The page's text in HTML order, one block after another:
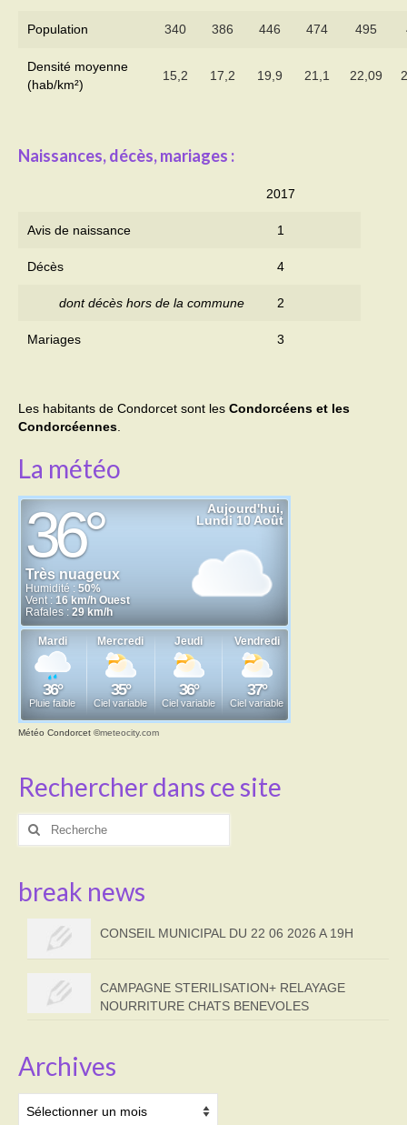
Démarches administratives
Infos utiles
Service des eaux
L’école
Environnement
Transport
Culte
Correspondants de presse
LE BRULAGE DES VEGETAUX
DECHETS VERTS
Population 340 386 446 474 495
Densité moyenne
(hab/km²)
15,2 17,2 19,9 21,1 22,09
Naissances, décès, mariages :
2017
Avis de naissance 1
Décès 4
dont décès hors de la commune 2
Mariages 3
Les habitants de Condorcet sont les Condorcéens et les
Condorcéennes
La météo
Météo Condorcet ©meteocity.com
Rechercher dans ce site
Rechercher
break news
CONSEIL MUNICIPAL DU 22 06 2026 A 19H
CAMPAGNE STERILISATION+ RELAYAGE
NOURRITURE CHATS BENEVOLES
Archives